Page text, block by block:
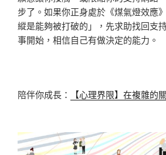
步了。如果你正身處於《煤氣燈效應
縱是能夠被打破的」，先求助找回支
事開始，相信自己有做決定的能力。
陪伴你成長： 【心理界限】在複雜的